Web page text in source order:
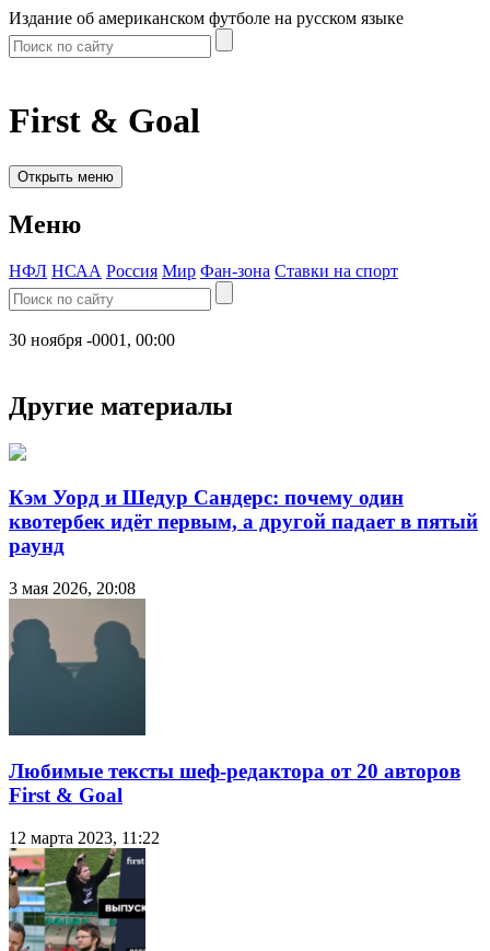
Издание об американском футболе на русском языке
First & Goal
Открыть меню
Меню
НФЛ НСАА Россия Мир Фан-зона Ставки на спорт
30 ноября -0001, 00:00
Другие материалы
Кэм Уорд и Шедур Сандерс: почему один
квотербек идёт первым, а другой падает в пятый
раунд
3 мая 2026, 20:08
Любимые тексты шеф-редактора от 20 авторов
First & Goal
12 марта 2023, 11:22